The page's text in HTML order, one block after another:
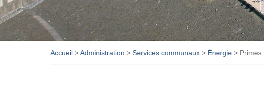
Accueil >Administration > Services communaux > Énergie > Primes